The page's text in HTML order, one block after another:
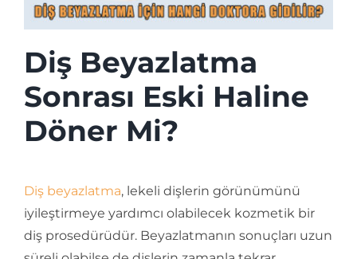
Diş Beyazlatma
Sonrası Eski Haline
Döner Mi?
Diş beyazlatma, lekeli dişlerin görünümünü
iyileştirmeye yardımcı olabilecek kozmetik bir
diş prosedürüdür. Beyazlatmanın sonuçları uzun